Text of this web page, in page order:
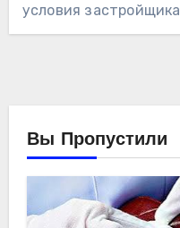
условия застройщика
Вы Пропустили